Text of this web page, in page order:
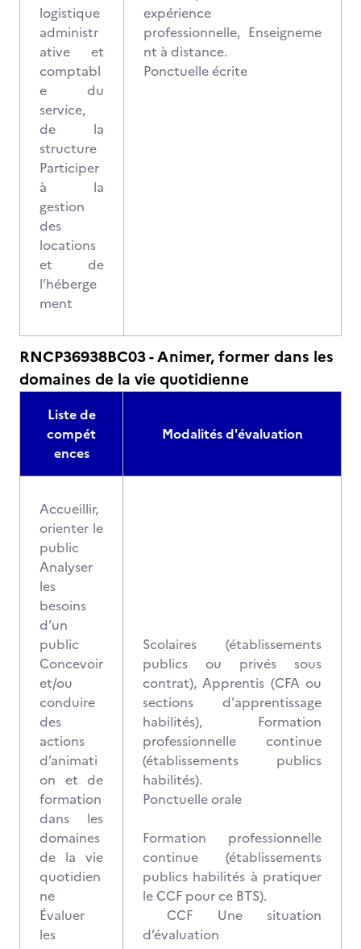
logistique
administr
ative et
comptabl
e du
service,
de la
structure
Participer
à la
gestion
des
locations
et de
l’héberge
ment
expérience
professionnelle, Enseigneme
nt à distance.
Ponctuelle écrite
RNCP36938BC03 - Animer, former dans les
domaines de la vie quotidienne
Liste de
compét
ences
Modalités d'évaluation
Accueillir,
orienter le
public
Analyser
les
besoins
d’un
public
Concevoir
et/ou
conduire
des
actions
d’animati
on et de
formation
dans les
domaines
de la vie
quotidien
ne
Évaluer
les
Scolaires (établissements
publics ou privés sous
contrat), Apprentis (CFA ou
sections d'apprentissage
habilités), Formation
professionnelle continue
(établissements publics
habilités).
Ponctuelle orale
Formation professionnelle
continue (établissements
publics habilités à pratiquer
le CCF pour ce BTS).
CCF Une situation
d’évaluation